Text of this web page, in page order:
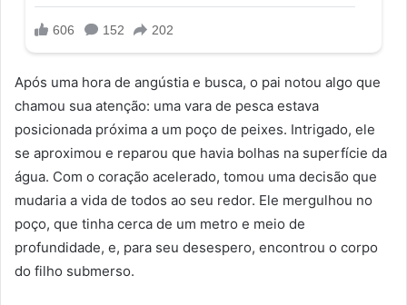
Após uma hora de angústia e busca, o pai notou algo que
chamou sua atenção: uma vara de pesca estava
posicionada próxima a um poço de peixes. Intrigado, ele
se aproximou e reparou que havia bolhas na superfície da
água. Com o coração acelerado, tomou uma decisão que
mudaria a vida de todos ao seu redor. Ele mergulhou no
poço, que tinha cerca de um metro e meio de
profundidade, e, para seu desespero, encontrou o corpo
do filho submerso.